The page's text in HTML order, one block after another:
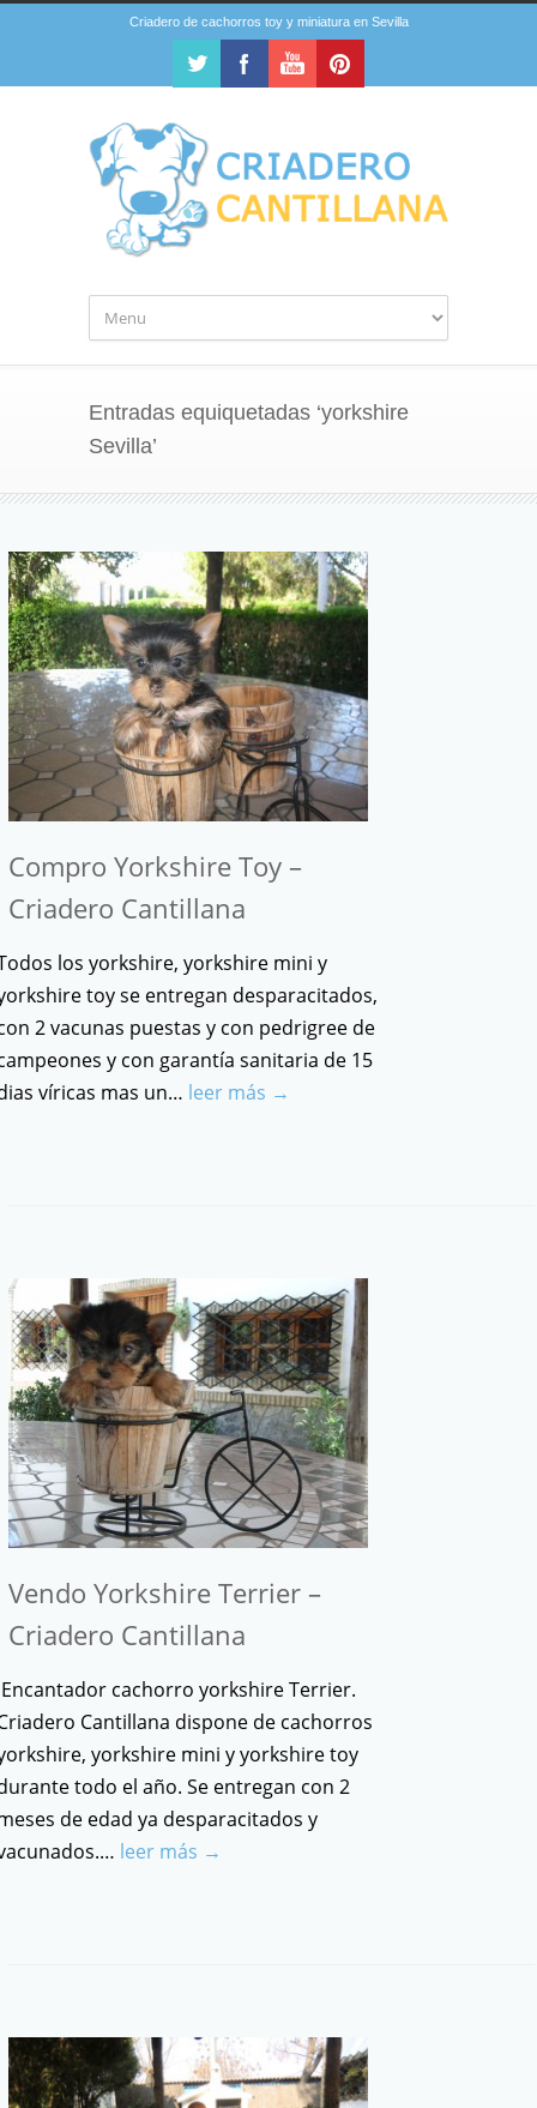
Criadero de cachorros toy y miniatura en Sevilla
Entradas equiquetadas ‘yorkshire
Sevilla’
Compro Yorkshire Toy –
Criadero Cantillana
los yorkshire, yorkshire mini y
toy se entregan desparacitados,
2 vacunas puestas y con pedrigree de
y con garantía sanitaria de 15
víricas mas un… leer más →
Vendo Yorkshire Terrier –
Criadero Cantillana
cachorro yorkshire Terrier.
Cantillana dispone de cachorros
yorkshire mini y yorkshire toy
todo el año. Se entregan con 2
de edad ya desparacitados y
leer más →